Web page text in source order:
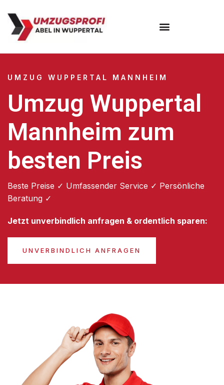
UMZUG WUPPERTAL MANNHEIM
Umzug Wuppertal
Mannheim zum
besten Preis
Beste Preise ✓ Umfassender Service ✓ Persönliche
Beratung ✓
Jetzt unverbindlich anfragen & ordentlich sparen:
UNVERBINDLICH ANFRAGEN